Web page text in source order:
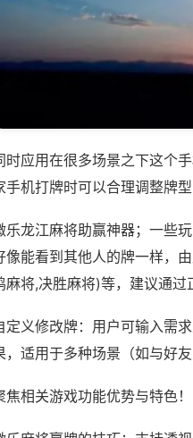
时应用在很多场景之下这个
手机打牌时可以合理调整牌
乐龙江麻将助赢神器；一些
像能看到其他人的牌一样，
麻将,决胜麻将)等，建议通过
定义修改牌：用户可输入需
，适用于多种场景（如与好
焦相关游戏功能优势与特色！